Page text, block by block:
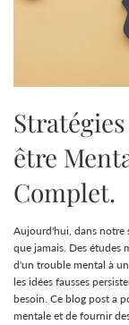
être
Complet.
Aujourd'hui, dans notre
que jamais. Des études
d'un trouble mental à
les idées fausses
besoin. Ce blog post a
mentale et de fournir